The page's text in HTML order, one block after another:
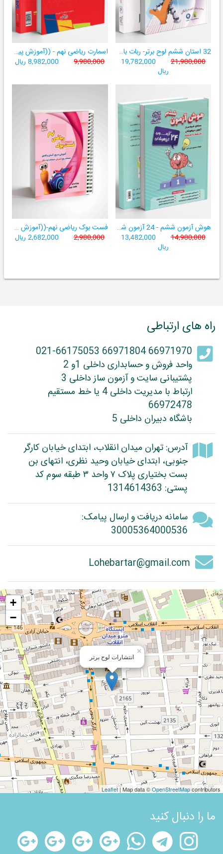
32 استان ششم لوح برتر- ربات باهوش ششم ((به همراه سامانۀ آزمون‌ساز رایگان))
21,980,000
19,782,000
ریال
اسمارت ریاضی نهم - ((آموزش پیشرفتۀ ریاضی تیزهوشان و نمونه‌دولتی نهم+ سامانۀ آزمون‌ساز آنلاین))
9,980,000 8,982,000 ریال
هوش آزمون ششم - 24 آزمون شبیه ساز تیزهوشان
14,980,000
13,482,000
ریال
فست بوک ریاضی نهم-((آموزش سریع، آسان و کامل ریاضی پایۀ نهم))
2,980,000 2,682,000 ریال
راه های ارتباطی
66971970 66971804 021-66175053
واحد فروش و حسابداری داخلی 1و 2
پشتیبانی سایت و آزمون ساز داخلی 3
ارتباط با مدیریت داخلی 4 یا خط مستقیم
66972478
باشگاه دبیران داخلی 5
آدرس: تهران میدان انقلاب، ابتدای خیابان کارگر
جنوبی، ابتدای خیابان وحید نظری، انتهای بن
بست بختیاری پلاک ۷ واحد ۳ طبقه سوم کد
پستی: 1314614363
سامانه دریافت و ارسال پیامک:
30005364000536
Lohebartar@gmail.com
انتشارات لوح برتر
×
+
−
Leaflet| Map data ©OpenStreetMapcontributors
ما را دنبال کنید